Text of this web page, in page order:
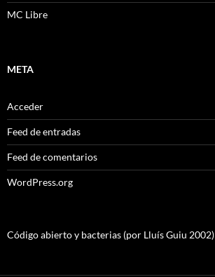
MC Libre
META
Acceder
Feed de entradas
Feed de comentarios
WordPress.org
Código abierto y bacterias (por Lluís Guiu 2002)